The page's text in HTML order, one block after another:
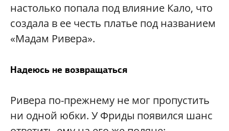
настолько попала под влияние Кало, что
создала в ее честь платье под названием
«Мадам Ривера».
Надеюсь не возвращаться
Ривера по-прежнему не мог пропустить
ни одной юбки. У Фриды появился шанс